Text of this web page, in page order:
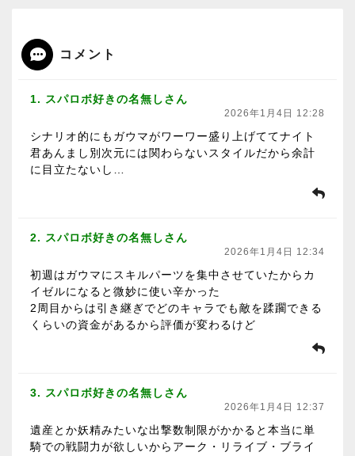
コメント
1. スパロボ好きの名無しさん
2026年1月4日 12:28
シナリオ的にもガウマがワーワー盛り上げててナイト
君あんまし別次元には関わらないスタイルだから余計
に目立たないし…
2. スパロボ好きの名無しさん
2026年1月4日 12:34
初週はガウマにスキルパーツを集中させていたからカ
イゼルになると微妙に使い辛かった
2周目からは引き継ぎでどのキャラでも敵を蹂躙できる
くらいの資金があるから評価が変わるけど
3. スパロボ好きの名無しさん
2026年1月4日 12:37
遺産とか妖精みたいな出撃数制限がかかると本当に単
騎での戦闘力が欲しいからアーク・リライブ・ブライ